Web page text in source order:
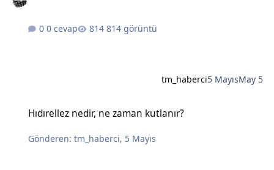
0 cevap 814 görüntü
tm_haberci5 MayısMay 5
Hıdırellez nedir, ne zaman kutlanır?
Gönderen:tm_haberci, 5 Mayıs